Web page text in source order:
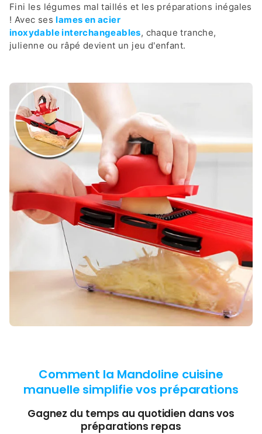
Fini les légumes mal taillés et les préparations inégales
! Avec seslames en acier
inoxydableinterchangeables, chaque tranche,
julienne ou râpé devient un jeu d'enfant.
Comment la Mandoline cuisine
manuelle simplifie vos préparations
Gagnez du temps au quotidien dans vos
préparations repas